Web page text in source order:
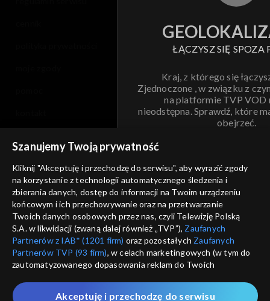
ŁĄCZYSZ SIĘ SPOZA
Kraj, z którego się
Zjednoczone , w związku z
na platformie TVP VOD
nieodstępna. Sprawdź, które
obejrzeć.
ANULUJ
informacje o dostawcy usług
Szanujemy Twoją prywatność
Kliknij "Akceptuję i przechodzę do serwisu", aby wyrazić zgody
na korzystanie z technologii automatycznego śledzenia i
zbierania danych, dostęp do informacji na Twoim urządzeniu
końcowym i ich przechowywanie oraz na przetwarzanie
Twoich danych osobowych przez nas, czyli Telewizję Polską
S.A. w likwidacji (zwaną dalej również „TVP”), Zaufanych
Partnerów z IAB* (1201 firm) oraz pozostałych Zaufanych
Partnerów TVP (93 firm), w celach marketingowych (w tym do
zautomatyzowanego dopasowania reklam do Twoich
które wskazujemy poniżej, a także zgody na udostępnianie
Akceptuję i przechodzę do serwisu